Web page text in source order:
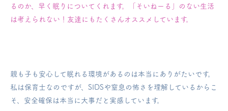
るのか、早く眠りについてくれます。
「そいねーる」のない生活
は考えられない！友達にもたくさんオススメしています。
親も子も安心して眠れる環境があるのは本当にありがたいです。
私は保育士なのですが、SIDSや窒息の怖さを理解しているからこ
そ、安全確保は本当に大事だと実感しています。